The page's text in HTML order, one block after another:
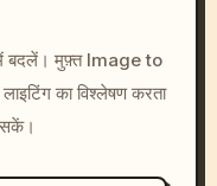
sunset, neon
8k --v 6.0
में बदलें। मुफ़्त Image to
का विश्लेषण करता
सकें।